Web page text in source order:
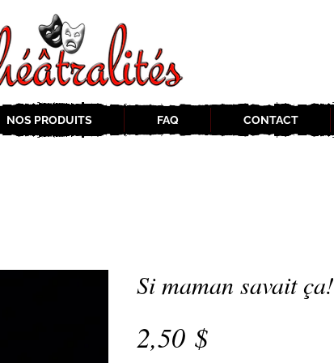
NOS PRODUITS FAQ CONTACT
Si maman savait ça!
2,50 $Prix